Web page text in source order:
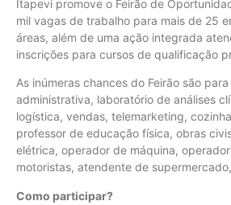
Itapevi promove o Feirão de
mil vagas de trabalho para mais de 25
áreas, além de uma ação integrada
inscrições para cursos de qualificação
As inúmeras chances do Feirão são
administrativa, laboratório de análises
logística, vendas, telemarketing,
professor de educação física, obras
elétrica, operador de máquina,
motoristas, atendente de
Como participar?